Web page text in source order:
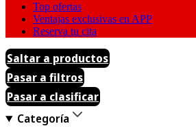
Top ofertas
Ventajas exclusivas en APP
Reserva tu cita
Saltar a productos
Pasar a filtros
Pasar a clasificar
Categoría